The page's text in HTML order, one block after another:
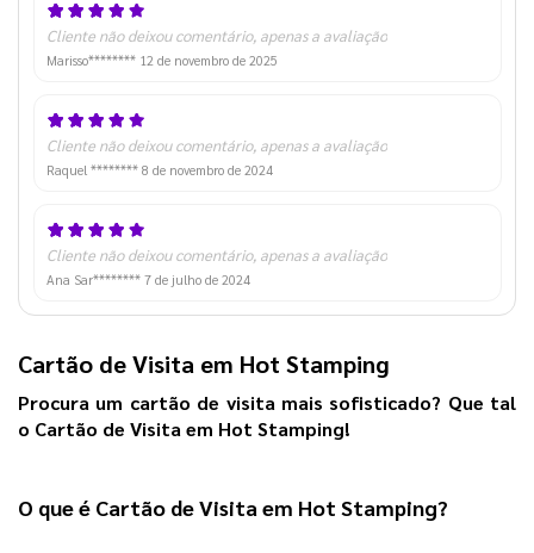
Cliente não deixou comentário, apenas a avaliação
Marisso******** 12 de novembro de 2025
Cliente não deixou comentário, apenas a avaliação
Raquel ******** 8 de novembro de 2024
Cliente não deixou comentário, apenas a avaliação
Ana Sar******** 7 de julho de 2024
Cartão de Visita em Hot Stamping
Procura um cartão de visita mais sofisticado? Que tal
o Cartão de Visita em Hot Stamping!
O que é Cartão de Visita em Hot Stamping?